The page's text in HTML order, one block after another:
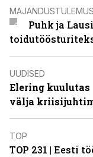
Puhk ja
UUDISED
Elering kuulutas
välja
TOP
TOP 231 | Eesti